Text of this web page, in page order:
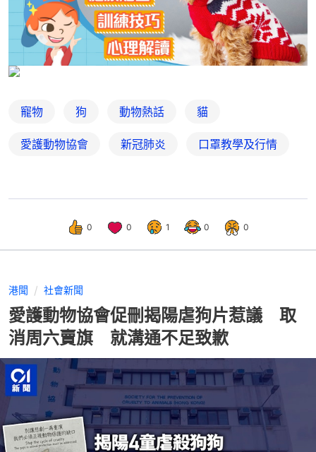
寵物 狗 動物熱話 貓
愛護動物協會 新冠肺炎 口罩教學及行情
0 0 1 0 0
港聞 社會新聞
愛護動物協會促刪揭陽虐狗片惹議 取
消周六賣旗 就溝通不足致歉